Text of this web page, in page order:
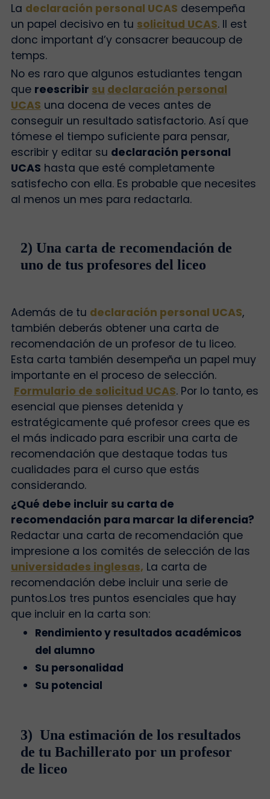
La declaración personal UCAS desempeña
un papel decisivo en tu solicitud UCAS. Il est
donc important d’y consacrer beaucoup de
temps.
No es raro que algunos estudiantes tengan
que reescribir su declaración personal
UCAS una docena de veces antes de
conseguir un resultado satisfactorio. Así que
tómese el tiempo suficiente para pensar,
escribir y editar su declaración personal
UCAS hasta que esté completamente
satisfecho con ella. Es probable que necesites
al menos un mes para redactarla.
2) Una carta de recomendación de
uno de tus profesores del liceo
Además de tu declaración personal UCAS,
también deberás obtener una carta de
recomendación de un profesor de tu liceo.
Esta carta también desempeña un papel muy
importante en el proceso de selección.
Formulario de solicitud UCAS. Por lo tanto, es
esencial que pienses detenida y
estratégicamente qué profesor crees que es
el más indicado para escribir una carta de
recomendación que destaque todas tus
cualidades para el curso que estás
considerando.
¿Qué debe incluir su carta de
recomendación para marcar la diferencia?
Redactar una carta de recomendación que
impresione a los comités de selección de las
universidades inglesas, La carta de
recomendación debe incluir una serie de
puntos.Los tres puntos esenciales que hay
que incluir en la carta son:
Rendimiento y resultados académicos
del alumno
Su personalidad
Su potencial
3) Una estimación de los resultados
de tu Bachillerato por un profesor
de liceo